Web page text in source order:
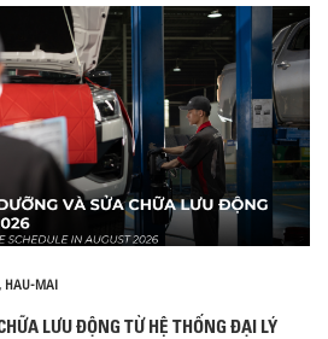
, HAU-MAI
LƯU ĐỘNG TỪ HỆ THỐNG ĐẠI LÝ